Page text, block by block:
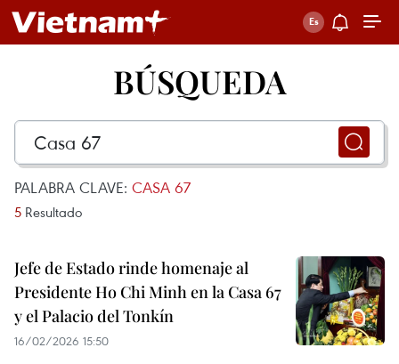
BÚSQUEDA
PALABRA CLAVE: CASA 67
5 Resultado
Jefe de Estado rinde homenaje al
Presidente Ho Chi Minh en la Casa 67
y el Palacio del Tonkín
16/02/2026 15:50